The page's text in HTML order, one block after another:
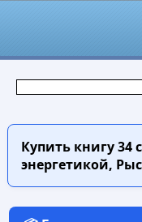
Купить книгу34
энергетикой,